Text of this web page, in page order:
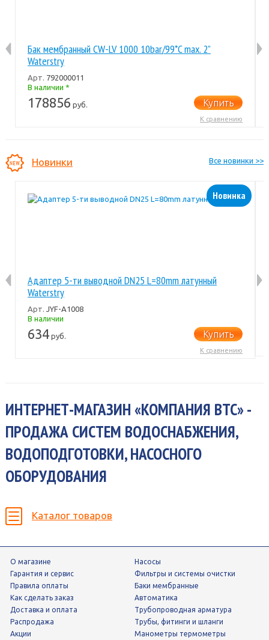
Бак мембранный CW-LV 1000 10bar/99*C max. 2”
Waterstry
Арт. 792000011
В наличии *
Купить
178856 руб.
К сравнению
Все новинки >>
Новинки
Новинка
Адаптер 5-ти выводной DN25 L=80mm латунный
Waterstry
Арт. JYF-A1008
В наличии
Купить
634руб.
К сравнению
ИНТЕРНЕТ-МАГАЗИН «КОМПАНИЯ ВТС» -
ПРОДАЖА СИСТЕМ ВОДОСНАБЖЕНИЯ,
ВОДОПОДГОТОВКИ, НАСОСНОГО
ОБОРУДОВАНИЯ
Каталог товаров
О магазине
Гарантия и сервис
Правила оплаты
Как сделать заказ
Доставка и оплата
Распродажа
Акции
Насосы
фильтры и системы очистки
Баки мембранные
Автоматика
трубопроводная арматура
трубы, фитинги и шланги
манометры термометры